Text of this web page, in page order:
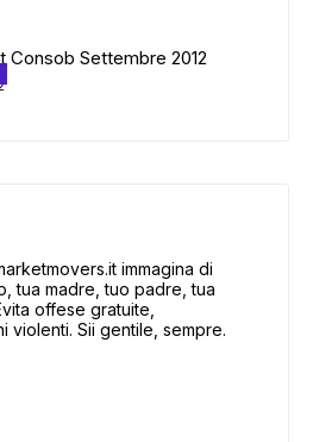
Consob Settembre 2012
immagina di
tua madre, tuo padre, tua
offese gratuite,
violenti. Sii gentile, sempre.